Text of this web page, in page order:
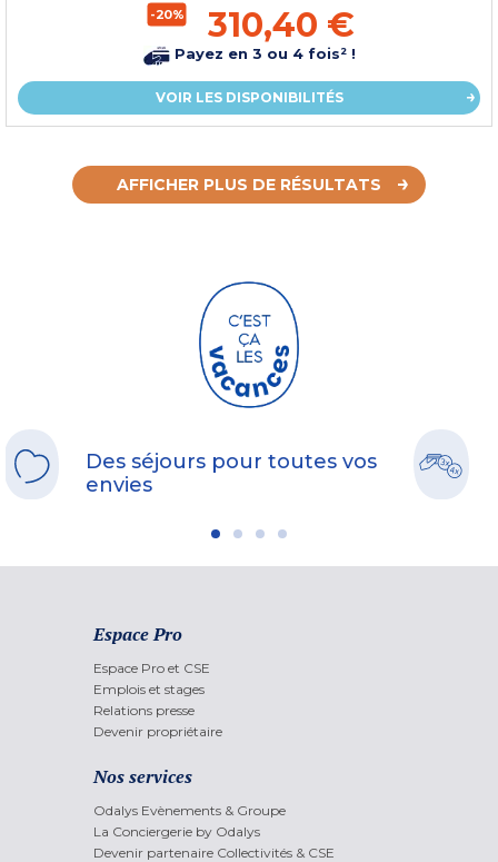
-20% 310,40 €
Payez en 3 ou 4 fois² !
VOIR LES DISPONIBILITÉS
AFFICHER PLUS DE RÉSULTATS
Des séjours pour toutes vos
envies
Espace Pro
Espace Pro et CSE
Emplois et stages
Relations presse
Devenir propriétaire
Nos services
Odalys Evènements & Groupe
La Conciergerie by Odalys
Devenir partenaire Collectivités & CSE